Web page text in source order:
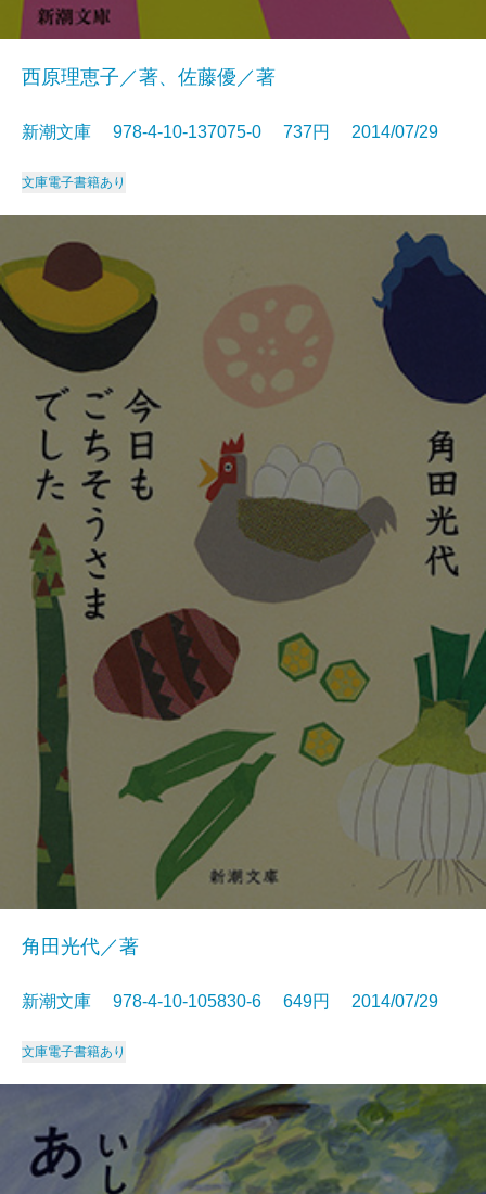
西原理恵子／著、佐藤優／著
新潮文庫 978-4-10-137075-0 737円 2014/07/29
文庫電子書籍あり
角田光代／著
新潮文庫 978-4-10-105830-6 649円 2014/07/29
文庫電子書籍あり